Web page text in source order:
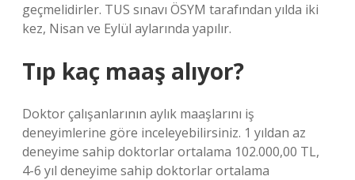
geçmelidirler. TUS sınavı ÖSYM tarafından yılda iki
kez, Nisan ve Eylül aylarında yapılır.
Tıp kaç maaş alıyor?
Doktor çalışanlarının aylık maaşlarını iş
deneyimlerine göre inceleyebilirsiniz. 1 yıldan az
deneyime sahip doktorlar ortalama 102.000,00 TL,
4-6 yıl deneyime sahip doktorlar ortalama